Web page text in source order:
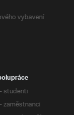
vybavení
studenti